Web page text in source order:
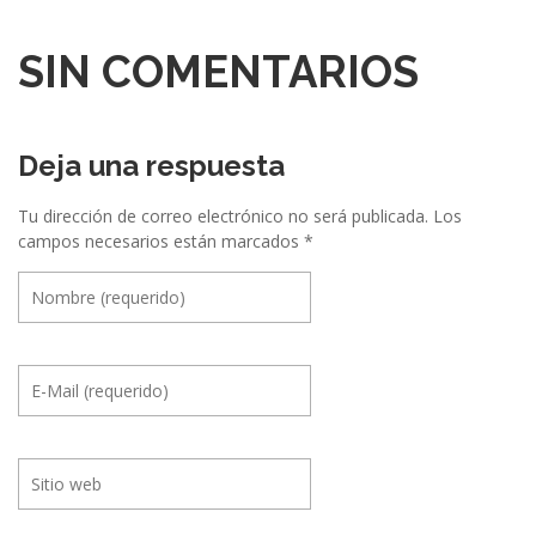
i
n
n
t
E
v
e
n
SIN COMENTARIOS
Deja una respuesta
Tu dirección de correo electrónico no será publicada. Los
campos necesarios están marcados *